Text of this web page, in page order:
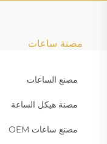
مصنة ساعات
مصنع الساعات
مصنة هيكل الساعة
مصنع ساعات OEM